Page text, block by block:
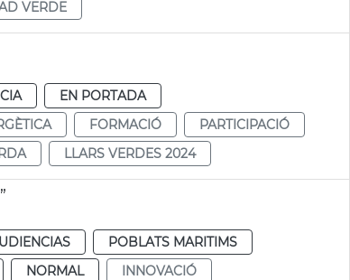
VERDE
EN PORTADA
FORMACIÓ
PARTICIPACIÓ
LLARS VERDES 2024
POBLATS MARITIMS
NORMAL
INNOVACIÓ